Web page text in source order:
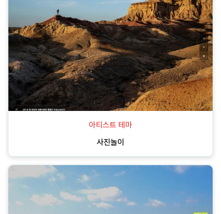
아티스트 테마
사진놀이